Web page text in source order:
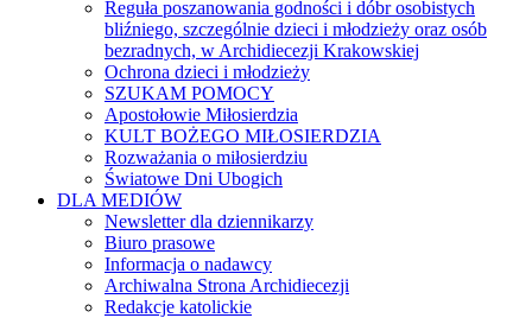
Reguła poszanowania godności i dóbr osobistych
bliźniego, szczególnie dzieci i młodzieży oraz osób
bezradnych, w Archidiecezji Krakowskiej
Ochrona dzieci i młodzieży
SZUKAM POMOCY
Apostołowie Miłosierdzia
KULT BOŻEGO MIŁOSIERDZIA
Rozważania o miłosierdziu
Światowe Dni Ubogich
DLA MEDIÓW
Newsletter dla dziennikarzy
Biuro prasowe
Informacja o nadawcy
Archiwalna Strona Archidiecezji
Redakcje katolickie